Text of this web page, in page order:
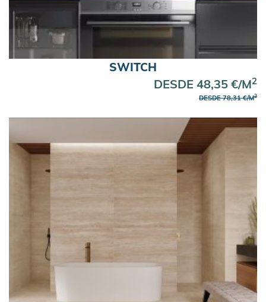
SWITCH
DESDE 48,35 €/M2
DESDE 78,31 €/M2